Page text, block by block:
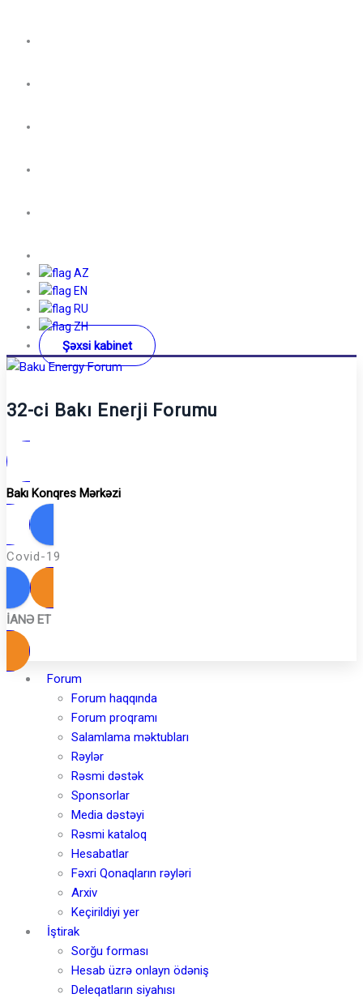
AZ
EN
RU
ZH
Şəxsi kabinet
32-ci Bakı Enerji Forumu
Bakı Konqres Mərkəzi
Covid-19
İANƏ ET
Forum
Forum haqqında
Forum proqramı
Salamlama məktubları
Rəylər
Rəsmi dəstək
Sponsorlar
Media dəstəyi
Rəsmi kataloq
Hesabatlar
Fəxri Qonaqların rəyləri
Arxiv
Keçirildiyi yer
İştirak
Sorğu forması
Hesab üzrə onlayn ödəniş
Deleqatların siyahısı